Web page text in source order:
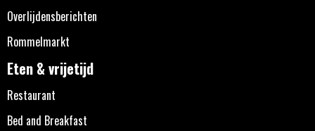
Overlijdensberichten
Rommelmarkt
Eten & vrijetijd
Restaurant
Bed and Breakfast